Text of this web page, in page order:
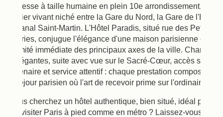
adresse à taille humaine en plein 10e arrondissement, ce
quartier vivant niché entre la Gare du Nord, la Gare de l'Est et
le Canal Saint-Martin. L'Hôtel Paradis, situé rue des Petites-
Écuries, conjugue l'élégance d'une maison parisienne et la
proximité immédiate des principaux axes de la ville. Chambres
élégantes, suite avec vue sur le Sacré-Cœur, accès spa
partenaire et service attentif : chaque prestation compose un
séjour parisien où l'art de recevoir prime sur l'ordinaire.
Vous cherchez un hôtel authentique, bien situé, idéal pour
visiter Paris à pied comme en métro ? Laissez-vous